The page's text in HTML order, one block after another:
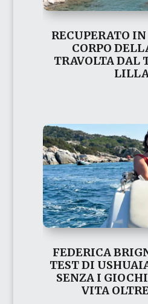
RECUPERATO
CORPO
TRAVOLTA DAL
FEDERICA
TEST DI
SENZA I
VITA